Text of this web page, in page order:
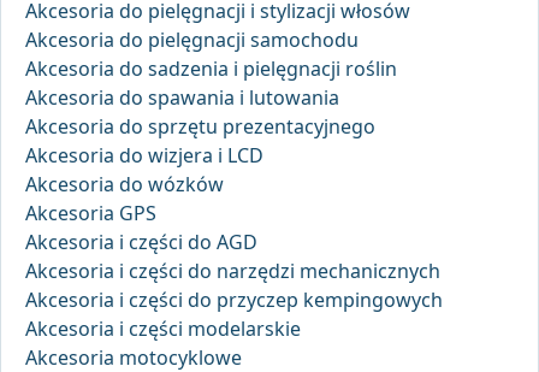
Akcesoria do pielęgnacji i stylizacji włosów
Akcesoria do pielęgnacji samochodu
Akcesoria do sadzenia i pielęgnacji roślin
Akcesoria do spawania i lutowania
Akcesoria do sprzętu prezentacyjnego
Akcesoria do wizjera i LCD
Akcesoria do wózków
Akcesoria GPS
Akcesoria i części do AGD
Akcesoria i części do narzędzi mechanicznych
Akcesoria i części do przyczep kempingowych
Akcesoria i części modelarskie
Akcesoria motocyklowe